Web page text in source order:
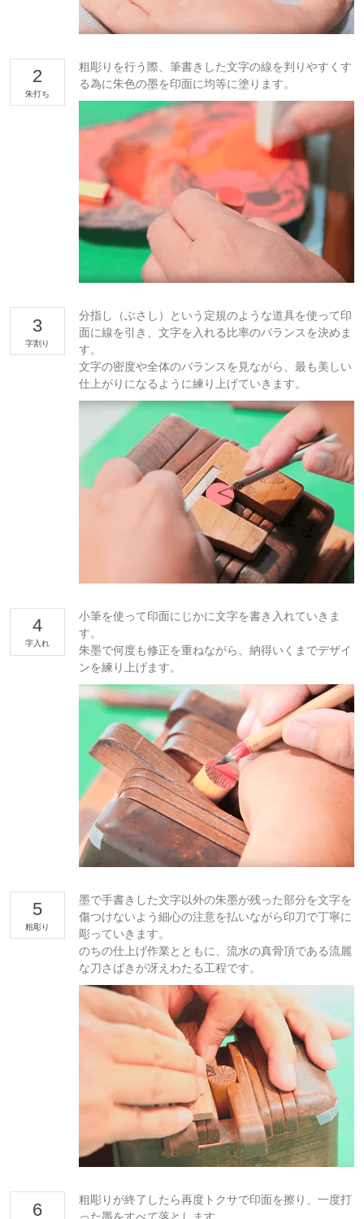
2
朱打ち
粗彫りを行う際、筆書きした文字の線を判りやすくす
る為に朱色の墨を印面に均等に塗ります。
3
字割り
分指し（ぶさし）という定規のような道具を使って印
面に線を引き、文字を入れる比率のバランスを決めま
す。
文字の密度や全体のバランスを見ながら、最も美しい
仕上がりになるように練り上げていきます。
4
字入れ
小筆を使って印面にじかに文字を書き入れていきま
す。
朱墨で何度も修正を重ねながら、納得いくまでデザイ
ンを練り上げます。
5
粗彫り
墨で手書きした文字以外の朱墨が残った部分を文字を
傷つけないよう細心の注意を払いながら印刀で丁寧に
彫っていきます。
のちの仕上げ作業とともに、流水の真骨頂である流麗
な刀さばきが冴えわたる工程です。
6
粗彫りが終了したら再度トクサで印面を擦り、一度打